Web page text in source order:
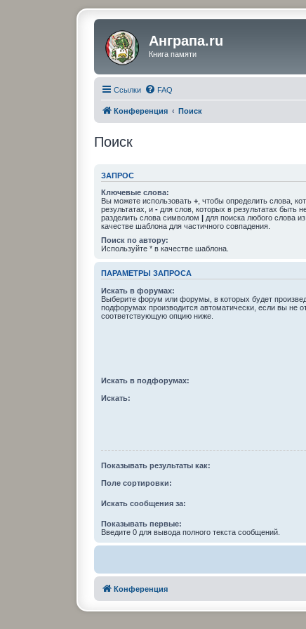
Анграпа.ru
Книга памяти
Ссылки FAQ
Конференция Поиск
Поиск
ЗАПРОС
Ключевые слова:
Вы можете использовать+ , чтобы определить слова,
результатах, и- для слов, которых в результатах быть
разделить слова символом| для поиска любого слова
качестве шаблона для частичного совпадения.
Поиск по автору:
Используйте * в качестве шаблона.
ПАРАМЕТРЫ ЗАПРОСА
Искать в форумах:
Выберите форум или форумы, в которых будет
подфорумах производится автоматически, если вы не
соответствующую опцию ниже.
Искать в подфорумах:
Искать:
Показывать результаты как:
Поле сортировки:
Искать сообщения за:
Показывать первые:
Введите 0 для вывода полного текста сообщений.
Конференция